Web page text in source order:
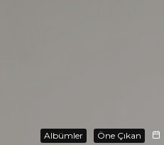
Albümler Öne Çıkan